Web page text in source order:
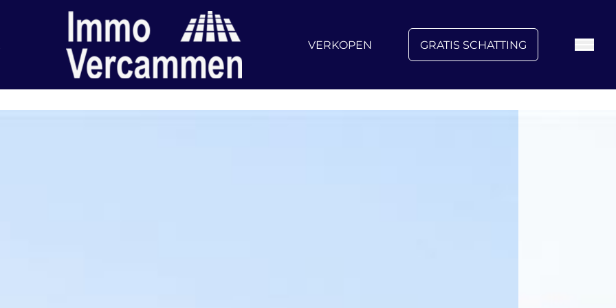
VERKOPEN GRATIS SCHATTING